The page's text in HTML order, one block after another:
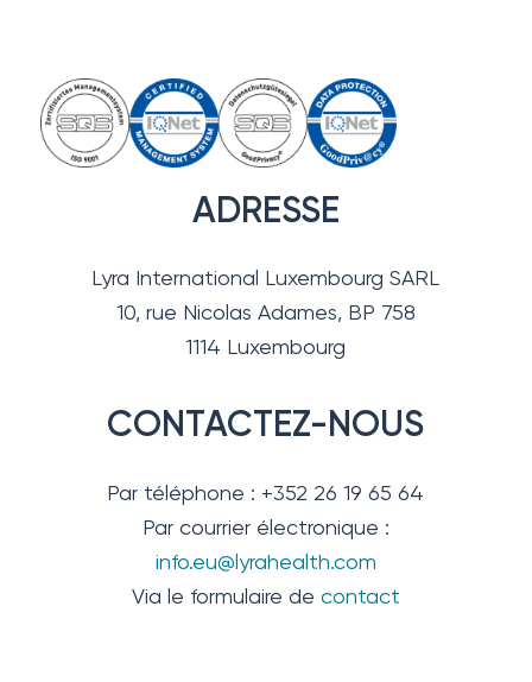
ADRESSE
Lyra International Luxembourg SARL
10, rue Nicolas Adames, BP 758
1114 Luxembourg
CONTACTEZ-NOUS
Par téléphone : +352 26 19 65 64
Par courrier électronique :
info.eu@lyrahealth.com
Via le formulaire de contact